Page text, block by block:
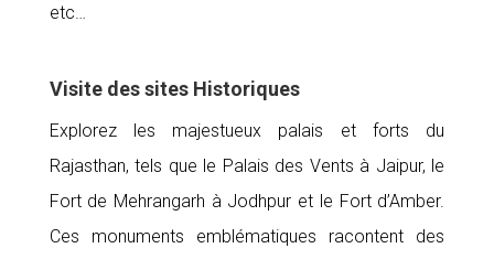
etc…
Visite des sites Historiques
Explorez les majestueux palais et forts du
Rajasthan, tels que le Palais des Vents à Jaipur, le
Fort de Mehrangarh à Jodhpur et le Fort d’Amber.
Ces monuments emblématiques racontent des